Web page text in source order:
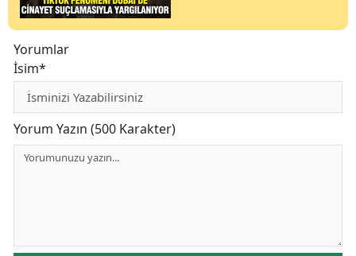
Yorumlar
İsim*
Yorum Yazın (500 Karakter)